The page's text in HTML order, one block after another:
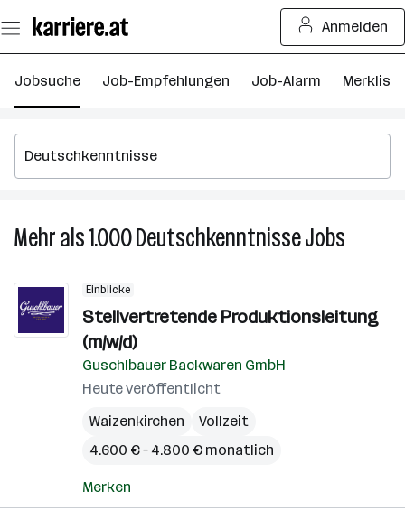
Seiteninhalt
springen
Anmelden
Jobsuche Job-Empfehlungen Job-Alarm Merkliste
Mehr als 1.000DeutschkenntnisseJobs
Jobs
Einblicke
Stellvertretende Produktionsleitung
(m/w/d)
Guschlbauer Backwaren GmbH
Heute veröffentlicht
Waizenkirchen
Vollzeit
4.600 € – 4.800 € monatlich
Merken